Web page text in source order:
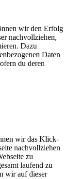
wir den Erfolg
nachvollziehen,
Dazu
Daten
du deren
wir das Klick-
nachvollziehen
zu
laufend zu
wir auf dieser